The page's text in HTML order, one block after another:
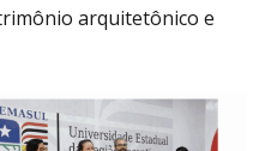
arquitetônico e